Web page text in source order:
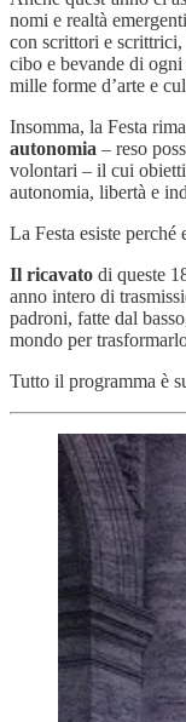
nomi e realtà
con scrittori e
cibo e bevande di
mille forme d’arte e
Insomma, la Festa
autonomia – reso
volontari – il cui
autonomia, libertà e
La Festa esiste perché
Il ricavato di queste
anno intero di
padroni, fatte dal
mondo per
Tutto il programma è